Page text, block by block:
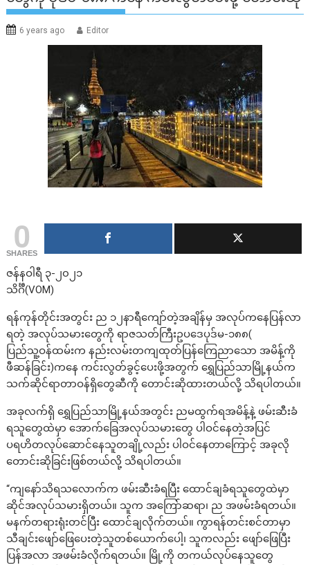
6 years ago Editor
0
SHARES
ဇန်နဝါရီ ၃-၂၀၂၁
သိင်္ဂီ(VOM)
ရန်ကုန်တိုင်းအတွင်း ည ၁၂နာရီကျော်တဲ့အချိန်မှ အလုပ်ကနေပြန်လာ
ရတဲ့ အလုပ်သမားတွေကို ရာဇသတ်ကြီးဥပဒေပုဒ်မ-၁၈၈(
ပြည်သူ့ဝန်ထမ်းက နည်းလမ်းတကျထုတ်ပြန်ကြေညာသော အမိန့်ကို
ဖီဆန်ခြင်း)ကနေ ကင်းလွတ်ခွင့်ပေးဖို့အတွက် ရွှေပြည်သာမြို့နယ်က
သက်ဆိုင်ရာတာဝန်ရှိတွေဆီကို တောင်းဆိုထားတယ်လို့ သိရပါတယ်။
အခုလက်ရှိ ရွှေပြည်သာမြို့နယ်အတွင်း ညမထွက်ရအမိန့်နဲ့ ဖမ်းဆီးခံ
ရသူတွေထဲမှာ အောက်ခြေအလုပ်သမားတွေ ပါဝင်နေတဲ့အပြင်
ပရဟိတလုပ်ဆောင်နေသူတချို့လည်း ပါဝင်နေတာကြောင့် အခုလို
တောင်းဆိုခြင်းဖြစ်တယ်လို့ သိရပါတယ်။
“ကျနော်သိရသလောက်က ဖမ်းဆီးခံရပြီး ထောင်ချခံရသူတွေထဲမှာ
ဆိုင်အလုပ်သမားရှိတယ်။ သူက အကြော်ဆရာ၊ ည အဖမ်းခံရတယ်။
မနက်တရားရုံးတင်ပြီး ထောင်ချလိုက်တယ်။ ကွာရန်တင်းစင်တာမှာ
သီချင်းဖျော်ဖြေပေးတဲ့သူတစ်ယောက်ပေါ့၊ သူကလည်း ဖျော်ဖြေပြီး
ပြန်အလာ အဖမ်းခံလိုက်ရတယ်။ မြို့ကို တကယ်လုပ်နေသူတွေ